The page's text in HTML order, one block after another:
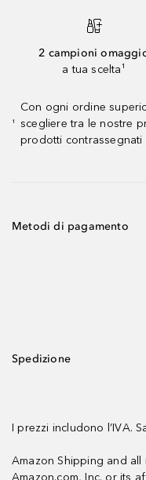
2 campioni
a tua scelta¹
¹
Con ogni ordine
scegliere tra le nostre
prodotti contrassegnati
Metodi di pagamento
Spedizione
I prezzi includono l’IVA.
Amazon Shipping and